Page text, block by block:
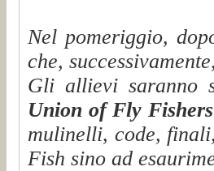
Nel pomeriggio,
che,
Gli allievi saranno
Union of Fly
mulinelli, code,
Fish sino ad